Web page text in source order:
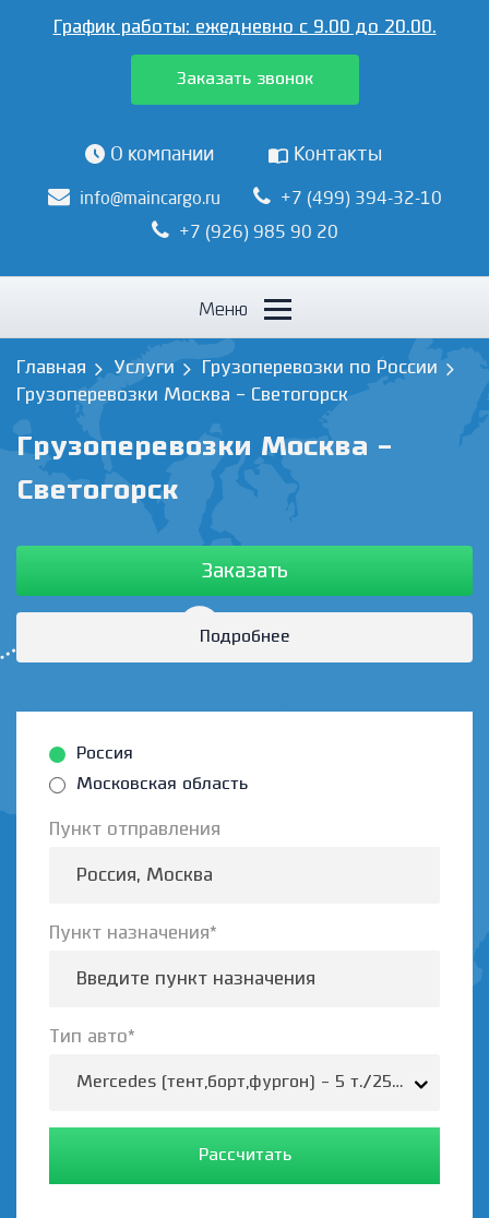
График работы: ежедневно с 9.00 до 20.00.
Заказать звонок
О компании Контакты
info@maincargo.ru
+7 (499) 394-32-10
+7 (926) 985 90 20
Меню
Грузоперевозки Москва -
Светогорск
Главная Услуги
Грузоперевозки по России
Грузоперевозки Москва - Светогорск
Заказать
Подробнее
Россия
Московская область
Пункт отправления
Пункт назначения*
Тип авто*
Mercedes (тент,борт,фургон) - 5 т./25-35 м.3/37
Рассчитать